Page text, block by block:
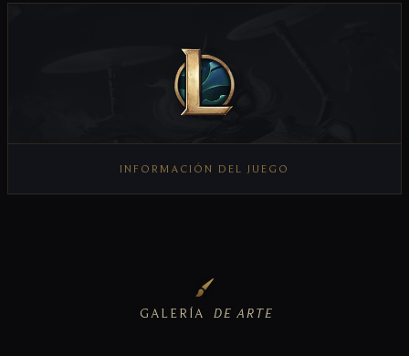
INFORMACIÓN DEL JUEGO
GALERÍA DE ARTE